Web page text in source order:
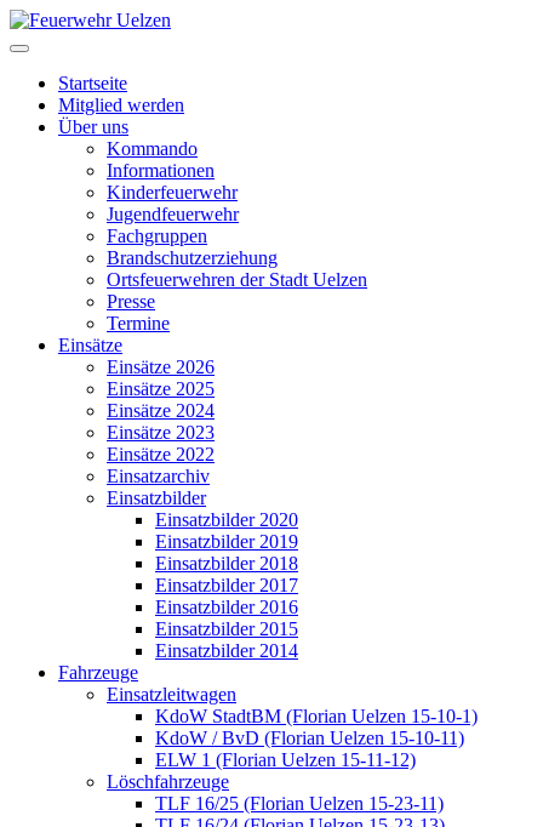
Startseite
Mitglied werden
Über uns
Kommando
Informationen
Kinderfeuerwehr
Jugendfeuerwehr
Fachgruppen
Brandschutzerziehung
Ortsfeuerwehren der Stadt Uelzen
Presse
Termine
Einsätze
Einsätze 2026
Einsätze 2025
Einsätze 2024
Einsätze 2023
Einsätze 2022
Einsatzarchiv
Einsatzbilder
Einsatzbilder 2020
Einsatzbilder 2019
Einsatzbilder 2018
Einsatzbilder 2017
Einsatzbilder 2016
Einsatzbilder 2015
Einsatzbilder 2014
Fahrzeuge
Einsatzleitwagen
KdoW StadtBM (Florian Uelzen 15-10-1)
KdoW / BvD (Florian Uelzen 15-10-11)
ELW 1 (Florian Uelzen 15-11-12)
Löschfahrzeuge
TLF 16/25 (Florian Uelzen 15-23-11)